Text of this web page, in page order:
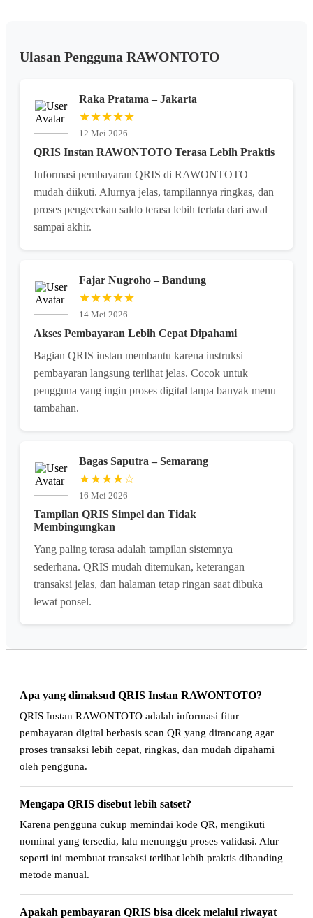
Ulasan Pengguna RAWONTOTO
Raka Pratama – Jakarta
★★★★★
12 Mei 2026
QRIS Instan RAWONTOTO Terasa Lebih Praktis
Informasi pembayaran QRIS di RAWONTOTO
mudah diikuti. Alurnya jelas, tampilannya ringkas, dan
proses pengecekan saldo terasa lebih tertata dari awal
sampai akhir.
Fajar Nugroho – Bandung
★★★★★
14 Mei 2026
Akses Pembayaran Lebih Cepat Dipahami
Bagian QRIS instan membantu karena instruksi
pembayaran langsung terlihat jelas. Cocok untuk
pengguna yang ingin proses digital tanpa banyak menu
tambahan.
Bagas Saputra – Semarang
★★★★☆
16 Mei 2026
Tampilan QRIS Simpel dan Tidak
Membingungkan
Yang paling terasa adalah tampilan sistemnya
sederhana. QRIS mudah ditemukan, keterangan
transaksi jelas, dan halaman tetap ringan saat dibuka
lewat ponsel.
Apa yang dimaksud QRIS Instan RAWONTOTO?
QRIS Instan RAWONTOTO adalah informasi fitur
pembayaran digital berbasis scan QR yang dirancang agar
proses transaksi lebih cepat, ringkas, dan mudah dipahami
oleh pengguna.
Mengapa QRIS disebut lebih satset?
Karena pengguna cukup memindai kode QR, mengikuti
nominal yang tersedia, lalu menunggu proses validasi. Alur
seperti ini membuat transaksi terlihat lebih praktis dibanding
metode manual.
Apakah pembayaran QRIS bisa dicek melalui riwayat